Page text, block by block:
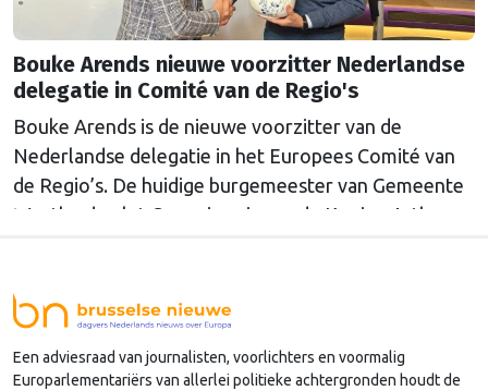
Bouke Arends nieuwe voorzitter Nederlandse
delegatie in Comité van de Regio's
Bouke Arends is de nieuwe voorzitter van de
Nederlandse delegatie in het Europees Comité van
de Regio’s. De huidige burgemeester van Gemeente
Westland volgt Commissaris van de Koning Arthur
Nederlandse regio’s behoorlijk succesvol in hun
lobby in Brussel, en dat komt vooral omdat …
Continued
Een adviesraad van journalisten, voorlichters en voormalig
Europarlementariërs van allerlei politieke achtergronden houdt de